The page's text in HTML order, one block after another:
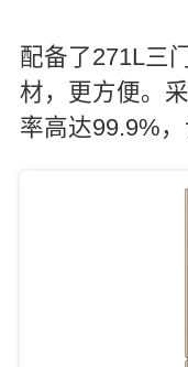
配备了271L三
材，更方便。
率高达99.9%